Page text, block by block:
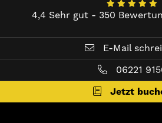
4,4 Sehr gut - 350
E-Mail
06221
Jetzt